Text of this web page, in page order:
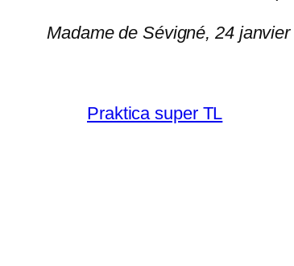
Madame de Sévigné, 24
Praktica super TL